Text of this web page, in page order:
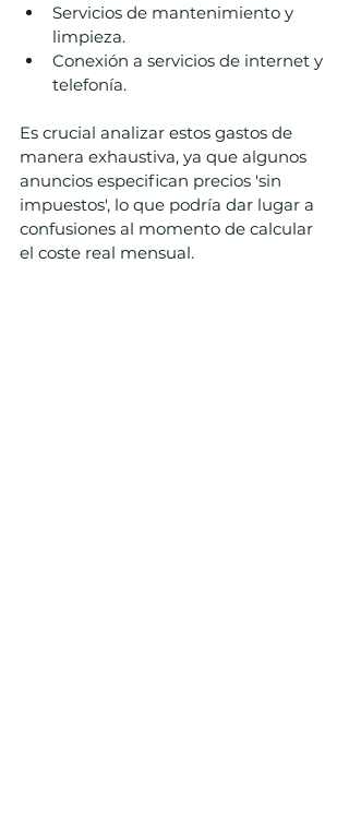
Servicios de mantenimiento y
limpieza.
Conexión a servicios de internet y
telefonía.
Es crucial analizar estos gastos de
manera exhaustiva, ya que algunos
anuncios especifican precios 'sin
impuestos', lo que podría dar lugar a
confusiones al momento de calcular
el coste real mensual.